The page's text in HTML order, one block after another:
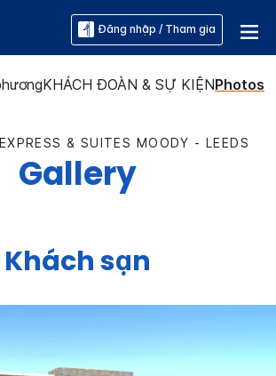
Đăng nhập / Tham gia
KHÁCH ĐOÀN & SỰ KIỆNPhotos
& SUITES MOODY - LEEDS
Gallery
Khách sạn